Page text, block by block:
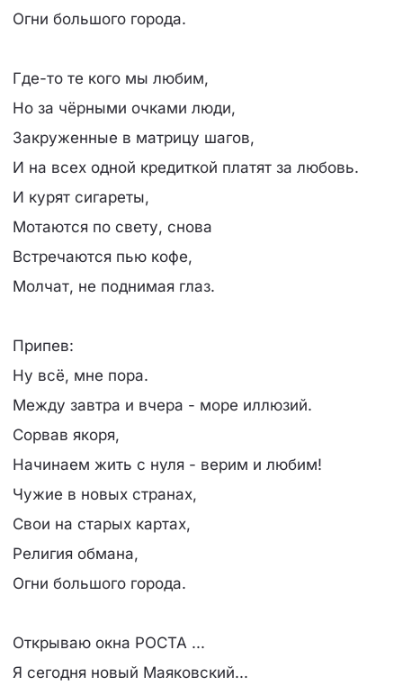
Огни большого города.
Где-то те кого мы любим,
Но за чёрными очками люди,
Закруженные в матрицу шагов,
И на всех одной кредиткой платят за любовь.
И курят сигареты,
Мотаются по свету, снова
Встречаются пью кофе,
Молчат, не поднимая глаз.
Припев:
Ну всё, мне пора.
Между завтра и вчера - море иллюзий.
Сорвав якоря,
Начинаем жить с нуля - верим и любим!
Чужие в новых странах,
Свои на старых картах,
Религия обмана,
Огни большого города.
Открываю окна РОСТА ...
Я сегодня новый Маяковский...